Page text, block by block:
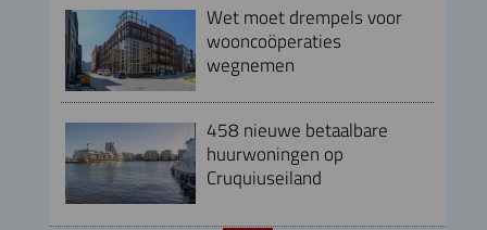
Wet moet drempels voor
wooncoöperaties
wegnemen
458 nieuwe betaalbare
huurwoningen op
Cruquiuseiland